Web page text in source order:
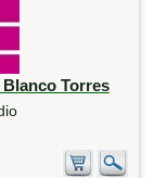
Torres